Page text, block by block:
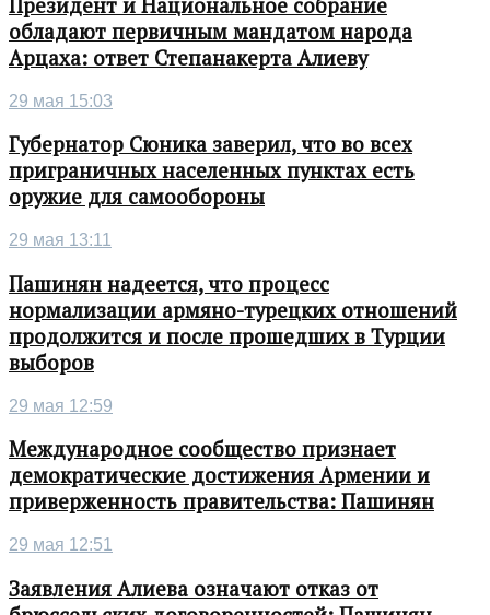
Президент и Национальное собрание
обладают первичным мандатом народа
Арцаха: ответ Степанакерта Алиеву
29 мая 15:03
Губернатор Сюника заверил, что во всех
приграничных населенных пунктах есть
оружие для самообороны
29 мая 13:11
Пашинян надеется, что процесс
нормализации армяно-турецких отношений
продолжится и после прошедших в Турции
выборов
29 мая 12:59
Международное сообщество признает
демократические достижения Армении и
приверженность правительства: Пашинян
29 мая 12:51
Заявления Алиева означают отказ от